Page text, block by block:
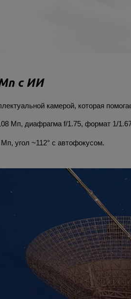
с ИИ
камерой, которая
Мп, диафрагма f/1.75, формат 1/
угол ~112° с автофокусом.